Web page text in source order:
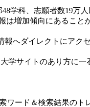
学科、志願者数19万
増加傾向にあること
へダイレクトにアク
学サイトのあり方に
ワード＆検索結果のト